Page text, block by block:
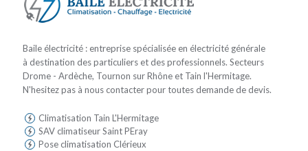
Baile électricité : entreprise spécialisée en électricité générale
à destination des particuliers et des professionnels. Secteurs
Drome - Ardèche, Tournon sur Rhône et Tain l'Hermitage.
N'hesitez pas à nous contacter pour toutes demande de devis.
Climatisation Tain L'Hermitage
SAV climatiseur Saint PEray
Pose climatisation Clérieux